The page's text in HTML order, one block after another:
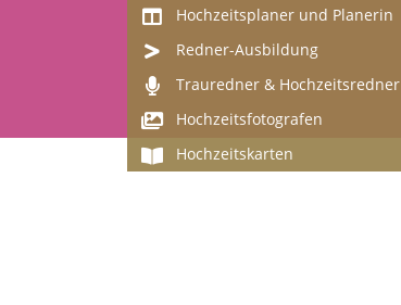
Hochzeitsplaner und Planerin
Redner-Ausbildung
Trauredner & Hochzeitsredner
Hochzeitsfotografen
Hochzeitskarten